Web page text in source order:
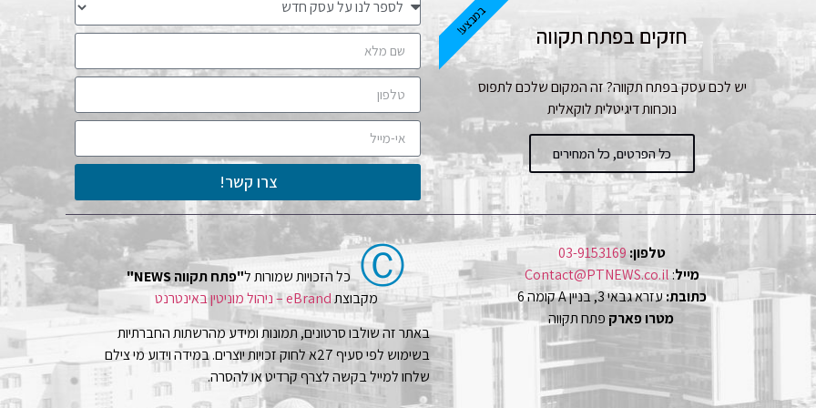
חזקים בפתח תקווה
יש לכם עסק בפתח תקווה? זה המקום שלכם לתפוס
נוכחות דיגיטלית לוקאלית
כל הפרטים, כל המחירים
במבצע!
צרו קשר!
טלפון: 03-9153169
מייל:
Contact@PTNEWS.co.il
כתובת:עזרא גבאי 3, בניין A קומה 6
מטרו פארק פתח תקווה
Ⓒ כל הזכויות שמורות ל"פתח תקווה NEWS"
מקבוצתeBrand – ניהול מוניטין באינטרנט
באתר זה שולבו סרטונים, תמונות ומידע מהרשתות החברתיות
בשימוש לפי סעיף 27א לחוק זכויות יוצרים. במידה וידוע מי צילם
שלחו למייל בקשה לצרף קרדיט או להסרה.